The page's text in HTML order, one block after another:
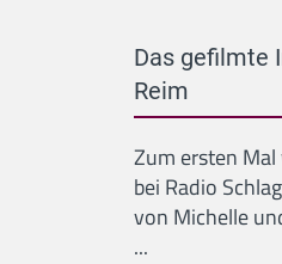
Das gefilmte
Reim
Zum ersten
bei Radio
von Michelle
...